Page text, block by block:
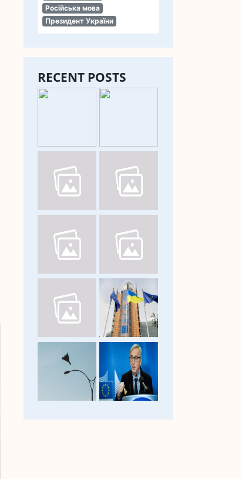
Російська мова
Президент України
RECENT POSTS